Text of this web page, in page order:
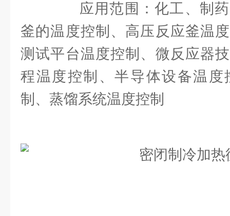
应用范围：化工、制药
釜的温度控制、高压反应釜温
测试平台温度控制、微反应器
程温度控制、半导体设备温度
制、蒸馏系统温度控制